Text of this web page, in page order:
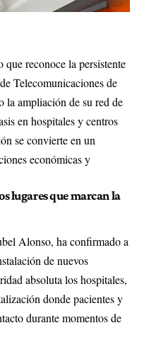
reconoce la persistente
Telecomunicaciones de
la ampliación de su red de
en hospitales y centros
se convierte en un
económicas y
lugares que marcan la
Alonso, ha confirmado a
de nuevos
absoluta los hospitales,
donde pacientes y
durante momentos de